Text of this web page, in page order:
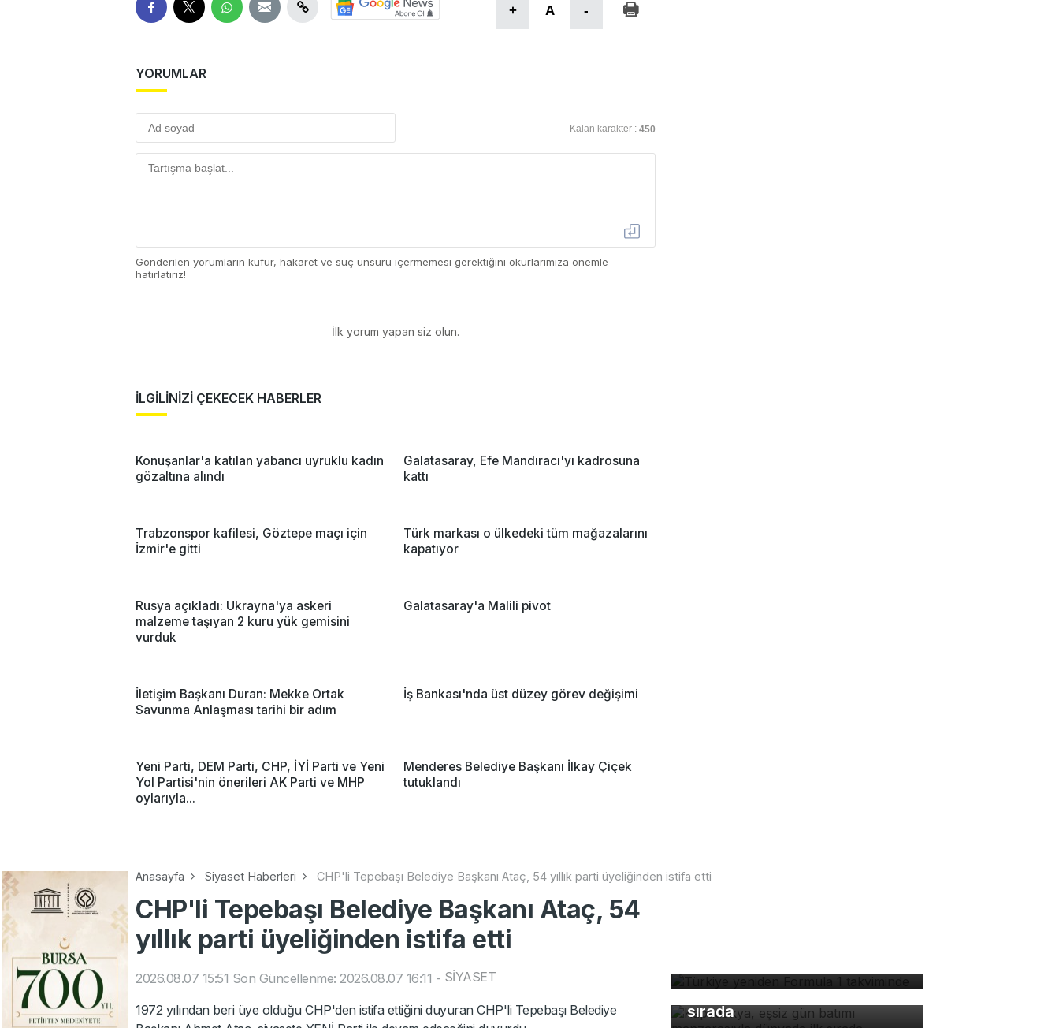
+ A -
YORUMLAR
Kalan karakter : 450
Gönderilen yorumların küfür, hakaret ve suç unsuru içermemesi gerektiğini okurlarımıza önemle
hatırlatırız!
İlk yorum yapan siz olun.
İLGİLİNİZİ ÇEKECEK HABERLER
Konuşanlar'a katılan yabancı uyruklu kadın
gözaltına alındı
Galatasaray, Efe Mandıracı'yı kadrosuna
kattı
Trabzonspor kafilesi, Göztepe maçı için
İzmir'e gitti
Türk markası o ülkedeki tüm mağazalarını
kapatıyor
Rusya açıkladı: Ukrayna'ya askeri
malzeme taşıyan 2 kuru yük gemisini
vurduk
Galatasaray'a Malili pivot
İletişim Başkanı Duran: Mekke Ortak
Savunma Anlaşması tarihi bir adım
İş Bankası'nda üst düzey görev değişimi
Yeni Parti, DEM Parti, CHP, İYİ Parti ve Yeni
Yol Partisi'nin önerileri AK Parti ve MHP
oylarıyla...
Menderes Belediye Başkanı İlkay Çiçek
tutuklandı
Anasayfa Siyaset Haberleri CHP'li Tepebaşı Belediye Başkanı Ataç, 54 yıllık parti üyeliğinden istifa etti
CHP'li Tepebaşı Belediye Başkanı Ataç, 54
yıllık parti üyeliğinden istifa etti
2026.08.07 15:51 Son Güncellenme: 2026.08.07 16:11 - SİYASET
1972 yılından beri üye olduğu CHP'den istifa ettiğini duyuran CHP'li Tepebaşı Belediye
Kapadokya, eşsiz gün batımı
manzarasıyla dünyada ilk
sırada